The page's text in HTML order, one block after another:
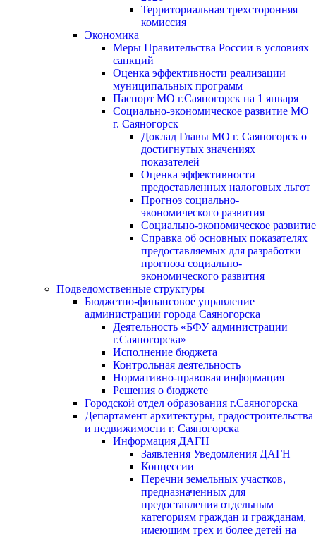
Территориальная трехсторонняя
комиссия
Экономика
Меры Правительства России в условиях
санкций
Оценка эффективности реализации
муниципальных программ
Паспорт МО г.Саяногорск на 1 января
Социально-экономическое развитие МО
г. Саяногорск
Доклад Главы МО г. Саяногорск о
достигнутых значениях
показателей
Оценка эффективности
предоставленных налоговых льгот
Прогноз социально-
экономического развития
Социально-экономическое развитие
Справка об основных показателях
предоставляемых для разработки
прогноза социально-
экономического развития
Подведомственные структуры
Бюджетно-финансовое управление
администрации города Саяногорска
Деятельность «БФУ администрации
г.Саяногорска»
Исполнение бюджета
Контрольная деятельность
Нормативно-правовая информация
Решения о бюджете
Городской отдел образования г.Саяногорска
Департамент архитектуры, градостроительства
и недвижимости г. Саяногорска
Информация ДАГН
Заявления Уведомления ДАГН
Концессии
Перечни земельных участков,
предназначенных для
предоставления отдельным
категориям граждан и гражданам,
имеющим трех и более детей на